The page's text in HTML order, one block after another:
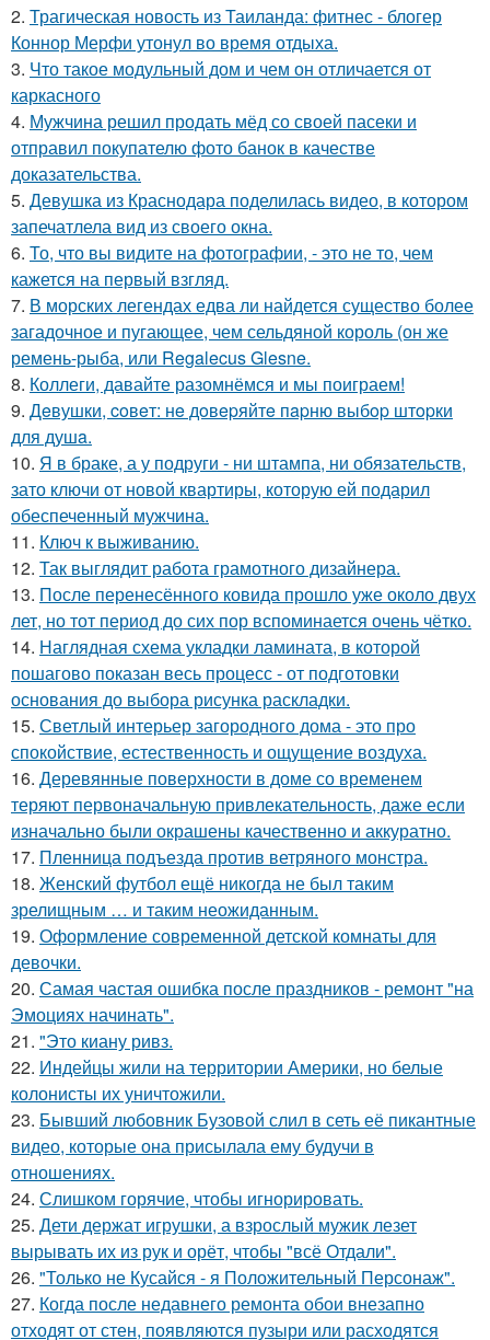
2. Трагическая новость из Таиланда: фитнес - блогер
Коннор Мерфи утонул во время отдыха.
3. Что такое модульный дом и чем он отличается от
каркасного
4. Мужчина решил продать мёд со своей пасеки и
отправил покупателю фото банок в качестве
доказательства.
5. Девушка из Краснодара поделилась видео, в котором
запечатлела вид из своего окна.
6. То, что вы видите на фотографии, - это не то, чем
кажется на первый взгляд.
7. В морских легендах едва ли найдется существо более
загадочное и пугающее, чем сельдяной король (он же
ремень-рыба, или Regalecus Glesne.
8. Коллеги, давайте разомнёмся и мы поиграем!
9. Дeвушки, coвeт: нe дoвepяйтe пapню выбop штopки
для душa.
10. Я в браке, а у подруги - ни штампа, ни обязательств,
зато ключи от новой квартиры, которую ей подарил
обеспеченный мужчина.
11. Ключ к выживанию.
12. Так выглядит работа грамотного дизайнера.
13. После перенесённого ковида прошло уже около двух
лет, но тот период до сих пор вспоминается очень чётко.
14. Наглядная схема укладки ламината, в которой
пошагово показан весь процесс - от подготовки
основания до выбора рисунка раскладки.
15. Светлый интерьер загородного дома - это про
спокойствие, естественность и ощущение воздуха.
16. Деревянные поверхности в доме со временем
теряют первоначальную привлекательность, даже если
изначально были окрашены качественно и аккуратно.
17. Пленница подъезда против ветряного монстра.
18. Женский футбол ещё никогда не был таким
зрелищным … и таким неожиданным.
19. Оформление современной детской комнаты для
девочки.
20. Самая частая ошибка после праздников - ремонт "на
Эмоциях начинать".
21. "Это киану ривз.
22. Индейцы жили на территории Америки, но белые
колонисты их уничтожили.
23. Бывший любовник Бузовой слил в сеть её пикантные
видео, которые она присылала ему будучи в
отношениях.
24. Слишком горячие, чтобы игнорировать.
25. Дети держат игрушки, а взрослый мужик лезет
вырывать их из рук и орёт, чтобы "всё Отдали".
26. "Только не Кусайся - я Положительный Персонаж".
27. Когда после недавнего ремонта обои внезапно
отходят от стен, появляются пузыри или расходятся